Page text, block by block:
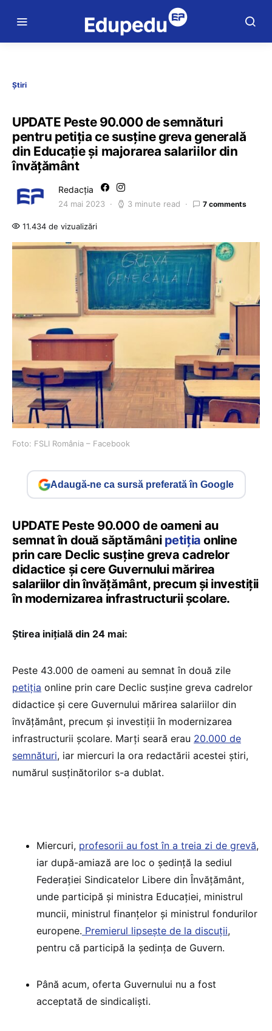
Știri
UPDATE Peste 90.000 de semnături
pentru petiția ce susține greva generală
din Educație și majorarea salariilor din
învățământ
Redacția
24 mai 2023 3 minute read 7 comments
11.434 de vizualizări
Foto: FSLI România – Facebook
Adaugă-ne ca sursă preferată în Google
UPDATE Peste 90.000 de oameni au
semnat în două săptămâni petiția online
prin care Declic susține greva cadrelor
didactice și cere Guvernului mărirea
salariilor din învățământ, precum și investiții
în modernizarea infrastructurii școlare.
Știrea inițială din 24 mai:
Peste 43.000 de oameni au semnat în două zile
petiția online prin care Declic susține greva cadrelor
didactice și cere Guvernului mărirea salariilor din
învățământ, precum și investiții în modernizarea
infrastructurii școlare. Marți seară erau 20.000 de
semnături, iar miercuri la ora redactării acestei știri,
numărul susținătorilor s-a dublat.
Miercuri, profesorii au fost în a treia zi de grevă,
iar după-amiază are loc o ședință la sediul
Federației Sindicatelor Libere din Învățământ,
unde participă și ministra Educației, ministrul
muncii, ministrul finanțelor și ministrul fondurilor
europene. Premierul lipsește de la discuții,
pentru că participă la ședința de Guvern.
Până acum, oferta Guvernului nu a fost
acceptată de sindicaliști.